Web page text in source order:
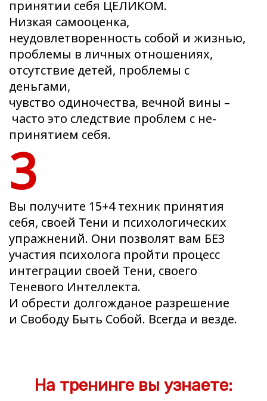
принятии себя ЦЕЛИКОМ.
Низкая самооценка,
неудовлетворенность собой и жизнью,
проблемы в личных отношениях,
отсутствие детей, проблемы с
деньгами,
чувство одиночества, вечной вины –
часто это следствие проблем с не-
принятием себя.
3
Вы получите 15+4 техник принятия
себя, своей Тени и психологических
упражнений. Они позволят вам БЕЗ
участия психолога пройти процесс
интеграции своей Тени, своего
Теневого Интеллекта.
И обрести долгожданое разрешение
и Свободу Быть Собой. Всегда и везде.
На тренинге вы узнаете: